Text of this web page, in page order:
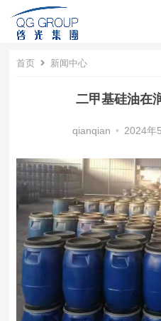
首页 新闻中心
二甲基硅油在
qianqian • 2024年